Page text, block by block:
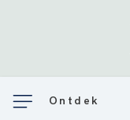
Ontdek